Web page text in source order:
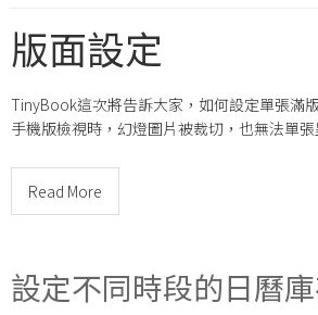
版面設定
TinyBook這次將告訴大家，如何設定單張滿
手機版檢視時，幻燈圖片被裁切，也無法單張
Read More
設定不同時段的日曆